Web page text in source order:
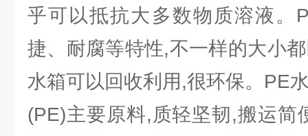
乎可以抵抗大多数物质溶液。
捷、耐腐等特性,不一样的大小
水箱可以回收利用,很环保。PE
(PE)主要原料,质轻坚韧,搬运简